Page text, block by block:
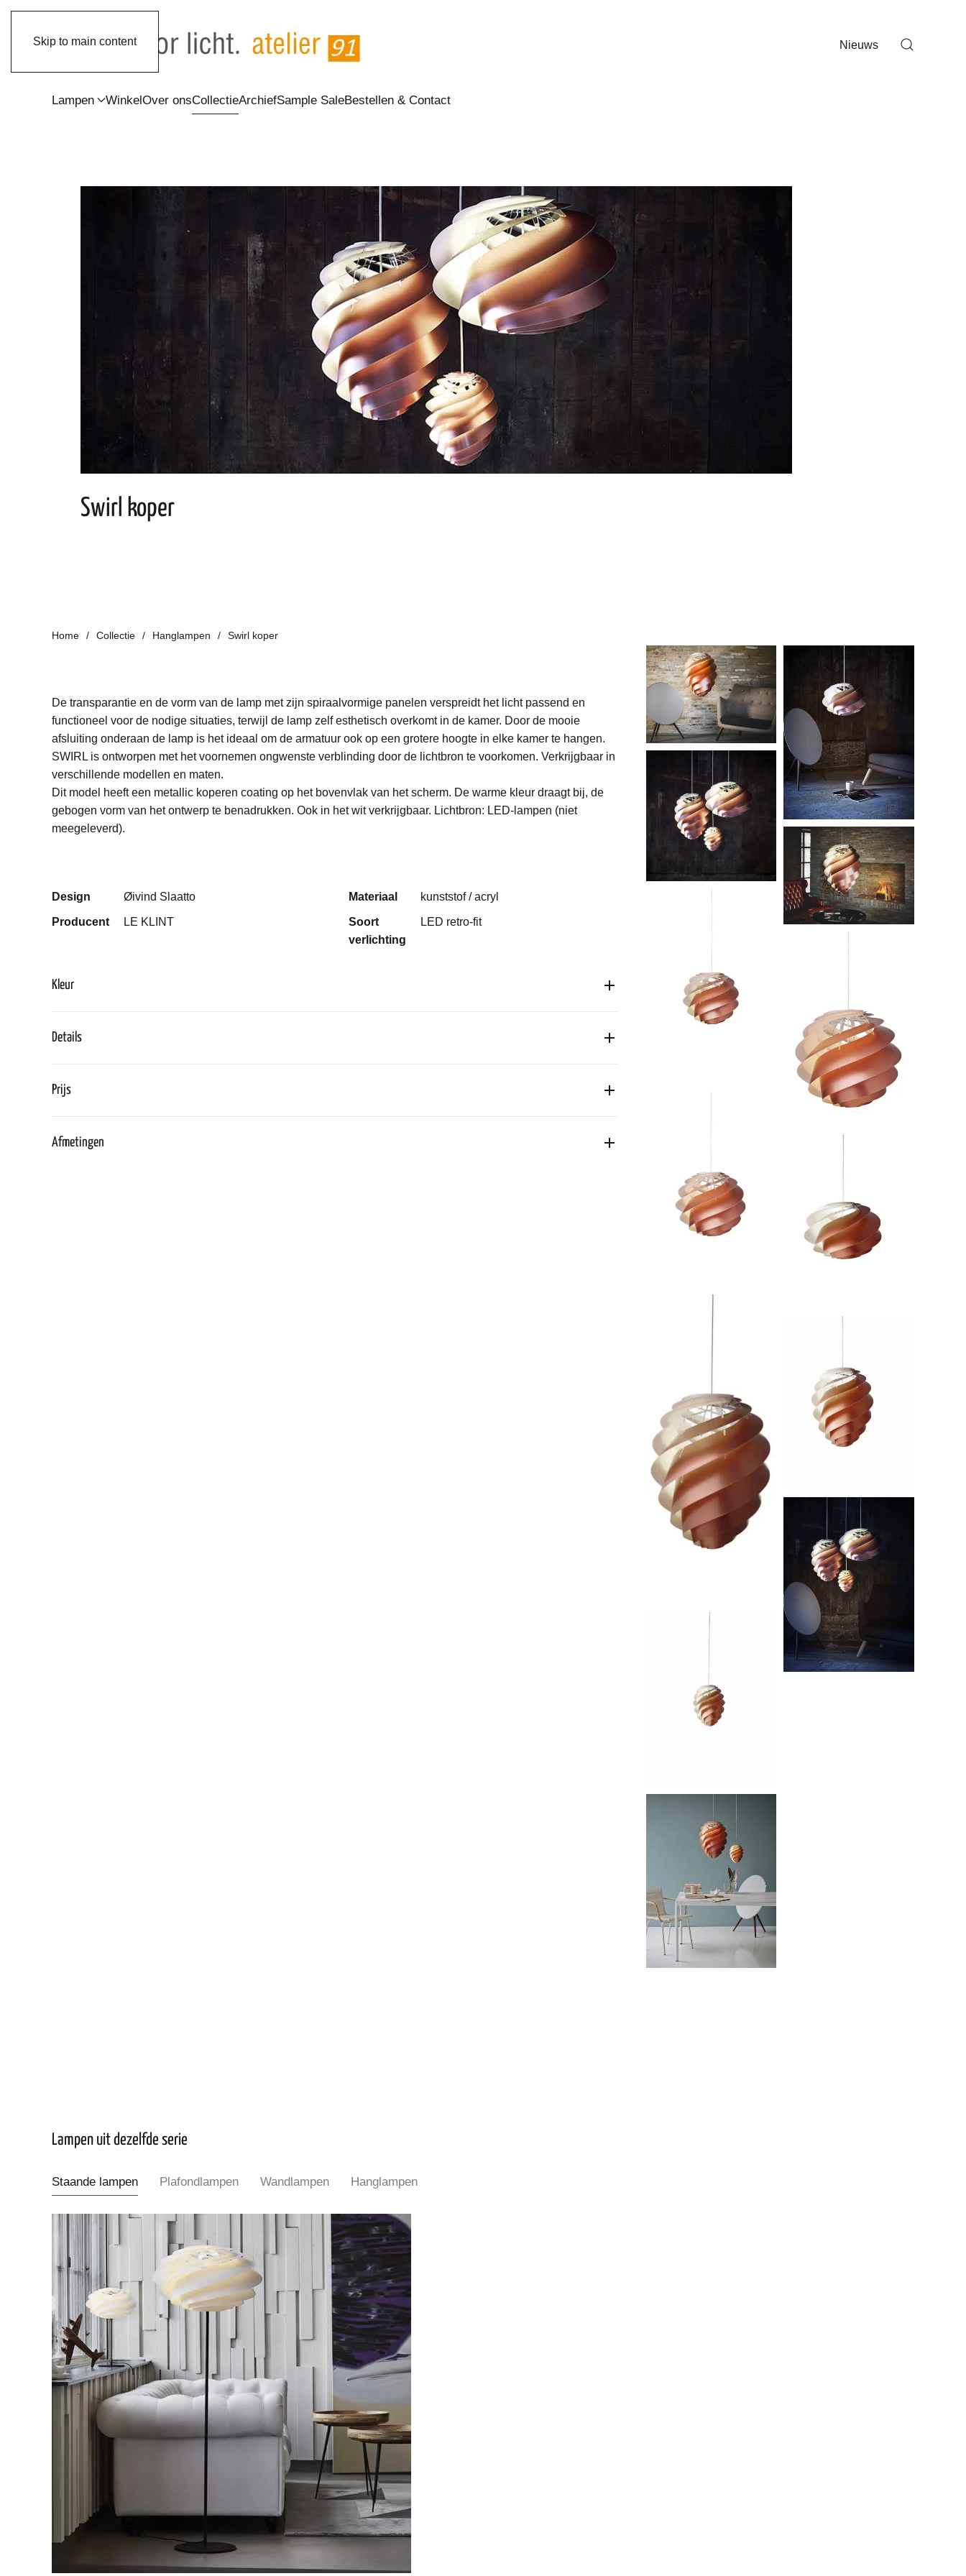
Skip to main content Nieuws
Lampen WinkelOver onsCollectieArchiefSample SaleBestellen & Contact
Swirl koper
Home Collectie Hanglampen Swirl koper
De transparantie en de vorm van de lamp met zijn spiraalvormige panelen verspreidt het licht passend en
functioneel voor de nodige situaties, terwijl de lamp zelf esthetisch overkomt in de kamer. Door de mooie
afsluiting onderaan de lamp is het ideaal om de armatuur ook op een grotere hoogte in elke kamer te hangen.
SWIRL is ontworpen met het voornemen ongwenste verblinding door de lichtbron te voorkomen. Verkrijgbaar in
verschillende modellen en maten.
Dit model heeft een metallic koperen coating op het bovenvlak van het scherm. De warme kleur draagt bij, de
gebogen vorm van het ontwerp te benadrukken. Ook in het wit verkrijgbaar. Lichtbron: LED-lampen (niet
meegeleverd).
Design Øivind Slaatto
Producent LE KLINT
Materiaal kunststof / acryl
Soort
verlichting
LED retro-fit
Kleur
Details
Prijs
Afmetingen
Lampen uit dezelfde serie
Staande lampen Plafondlampen Wandlampen Hanglampen